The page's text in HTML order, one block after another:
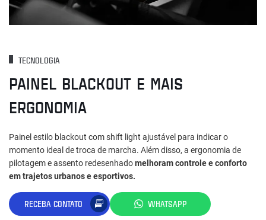
TECNOLOGIA
PAINEL BLACKOUT E MAIS
ERGONOMIA
Painel estilo blackout com shift light ajustável para indicar o
momento ideal de troca de marcha. Além disso, a ergonomia de
pilotagem e assento redesenhadomelhoram controle e conforto
em trajetos urbanos e esportivos.
RECEBA CONTATO WHATSAPP